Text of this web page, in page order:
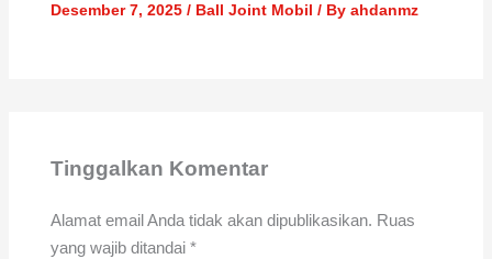
Desember 7, 2025 / Ball Joint Mobil / By ahdanmz
Tinggalkan Komentar
Alamat email Anda tidak akan dipublikasikan. Ruas
yang wajib ditandai *